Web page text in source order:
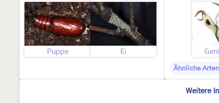
Puppe Ei
Ähnliche Arten
Weitere